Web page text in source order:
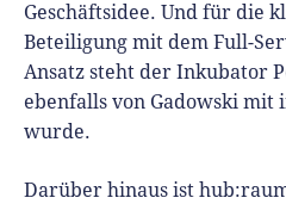
Geschäftsidee. Und für die
Beteiligung mit dem Full-
Ansatz steht der Inkubator
ebenfalls von Gadowski mit
wurde.
Darüber hinaus ist